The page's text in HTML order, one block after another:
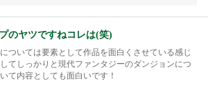
のヤツですねコレは(笑)
ついては要素として作品を面白くさせている感じ
てしっかりと現代ファンタジーのダンジョンにつ
て内容としても面白いです！